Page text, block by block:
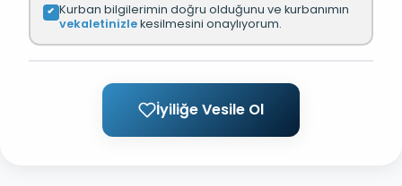
Kurban bilgilerimin doğru olduğunu ve kurbanımın
vekaletinizlekesilmesini onaylıyorum.
İyiliğe Vesile Ol